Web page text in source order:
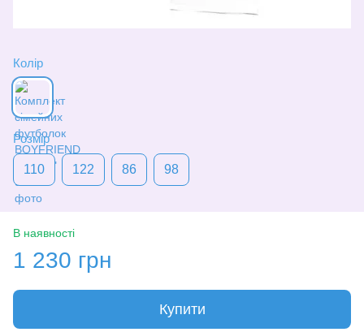
Колір
Розмір
110 122 86 98
В наявності
1 230 грн
Купити